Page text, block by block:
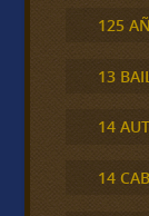
125
13
14
14